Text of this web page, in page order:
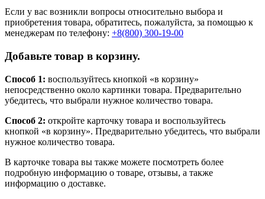
Если у вас возникли вопросы относительно выбора и
приобретения товара, обратитесь, пожалуйста, за помощью к
менеджерам по телефону: +8(800) 300-19-00
Добавьте товар в корзину.
Способ 1: воспользуйтесь кнопкой «в корзину»
непосредственно около картинки товара. Предварительно
убедитесь, что выбрали нужное количество товара.
Способ 2: откройте карточку товара и воспользуйтесь
кнопкой «в корзину». Предварительно убедитесь, что выбрали
нужное количество товара.
В карточке товара вы также можете посмотреть более
подробную информацию о товаре, отзывы, а также
информацию о доставке.